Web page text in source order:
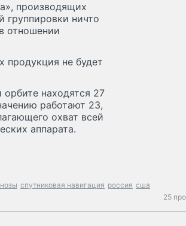
производящих
группировки ничто
отношении
продукция не будет
находятся 27
работают 23,
охват всей
аппарата.
спутниковая навигация россия сша
25